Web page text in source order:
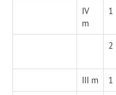
IV
m
1
2
III m
1